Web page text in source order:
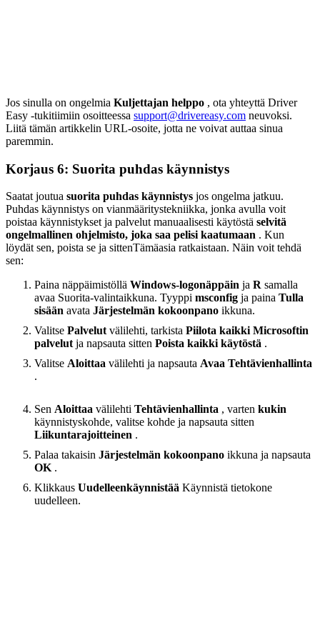
Jos sinulla on ongelmia Kuljettajan helppo , ota yhteyttä Driver
Easy -tukitiimiin osoitteessa support@drivereasy.com neuvoksi.
Liitä tämän artikkelin URL-osoite, jotta ne voivat auttaa sinua
paremmin.
Korjaus 6: Suorita puhdas käynnistys
Saatat joutua suorita puhdas käynnistys jos ongelma jatkuu.
Puhdas käynnistys on vianmääritystekniikka, jonka avulla voit
poistaa käynnistykset ja palvelut manuaalisesti käytöstä selvitä
ongelmallinen ohjelmisto, joka saa pelisi kaatumaan . Kun
löydät sen, poista se ja sittenTämäasia ratkaistaan. Näin voit tehdä
sen:
Paina näppäimistöllä Windows-logonäppäin ja R samalla
avaa Suorita-valintaikkuna. Tyyppi msconfig ja paina Tulla
sisään avata Järjestelmän kokoonpano ikkuna.
Valitse Palvelut välilehti, tarkista Piilota kaikki Microsoftin
palvelut ja napsauta sitten Poista kaikki käytöstä .
Valitse Aloittaa välilehti ja napsauta Avaa Tehtävienhallinta
.
Sen Aloittaa välilehti Tehtävienhallinta , varten kukin
käynnistyskohde, valitse kohde ja napsauta sitten
Liikuntarajoitteinen .
Palaa takaisin Järjestelmän kokoonpano ikkuna ja napsauta
OK .
Klikkaus Uudelleenkäynnistää Käynnistä tietokone
uudelleen.